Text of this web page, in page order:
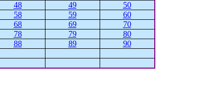
48 49
50
58 59
60
68 69
70
78 79
80
88 89
90